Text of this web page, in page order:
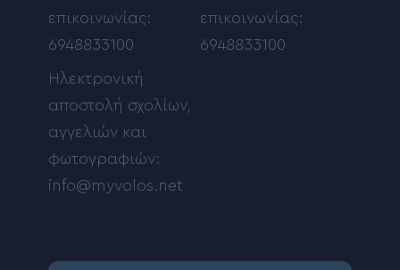
επικοινωνίας:
6948833100
Ηλεκτρονική
αποστολή σχολίων,
αγγελιών και
φωτογραφιών:
info@myvolos.net
επικοινωνίας:
6948833100